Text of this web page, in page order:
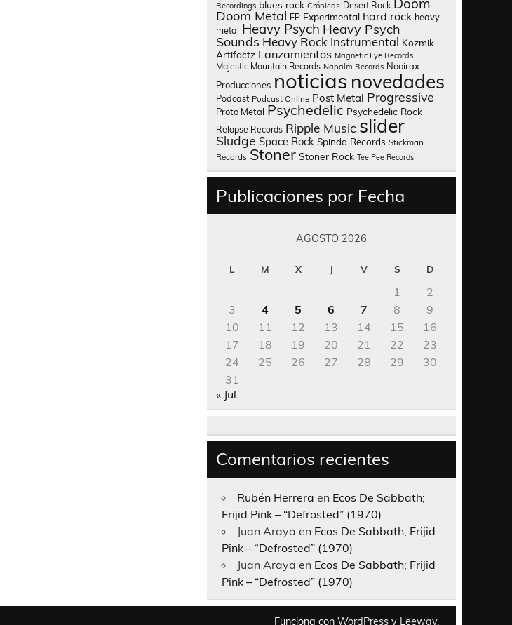
Recordings blues rock Crónicas Desert Rock Doom
Doom Metal EP Experimental hard rock heavy
metal Heavy Psych Heavy Psych
Sounds Heavy Rock Instrumental Kozmik
Artifactz Lanzamientos Magnetic Eye Records
Majestic Mountain Records Napalm Records Nooirax
Producciones noticias novedades
Podcast Podcast Online Post Metal Progressive
Proto Metal Psychedelic Psychedelic Rock
Relapse Records Ripple Music slider
Sludge Space Rock Spinda Records Stickman
Records Stoner Stoner Rock Tee Pee Records
Publicaciones por Fecha
AGOSTO 2026
L M X J V S D
1
2
3
4 5 6 7 8
9
10
11 12 13 14 15
16
17
18 19 20 21 22
23
24
25 26 27 28 29
30
31
« Jul
Comentarios recientes
Rubén Herrera en Ecos De Sabbath;
Frijid Pink – “Defrosted” (1970)
Juan Araya en Ecos De Sabbath; Frijid
Pink – “Defrosted” (1970)
Juan Araya en Ecos De Sabbath; Frijid
Pink – “Defrosted” (1970)
Funciona con WordPress y Leeway.